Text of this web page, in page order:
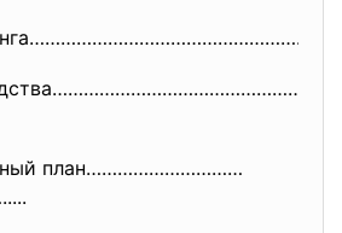
план…………………………